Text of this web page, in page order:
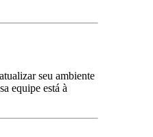
seu ambiente
equipe está à